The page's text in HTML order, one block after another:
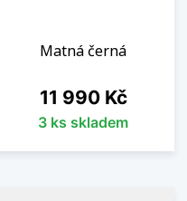
Matná černá
Cena
11 990 Kč
3 ks skladem